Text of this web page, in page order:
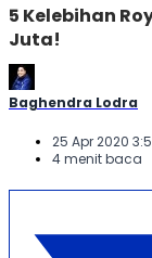
5 Kelebihan
Juta!
Baghendra Lodra
25 Apr 2020
4 menit baca